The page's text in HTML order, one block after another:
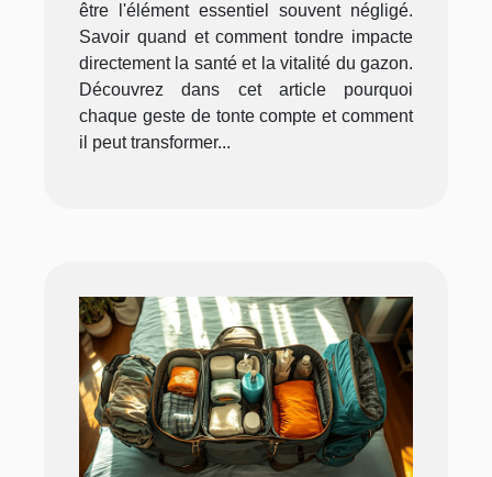
être l'élément essentiel souvent négligé.
Savoir quand et comment tondre impacte
directement la santé et la vitalité du gazon.
Découvrez dans cet article pourquoi
chaque geste de tonte compte et comment
il peut transformer...